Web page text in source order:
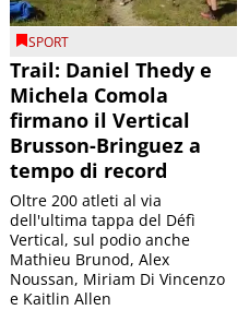
SPORT
Trail: Daniel Thedy e
Michela Comola
firmano il Vertical
Brusson-Bringuez a
tempo di record
Oltre 200 atleti al via
dell'ultima tappa del Défì
Vertical, sul podio anche
Mathieu Brunod, Alex
Noussan, Miriam Di Vincenzo
e Kaitlin Allen